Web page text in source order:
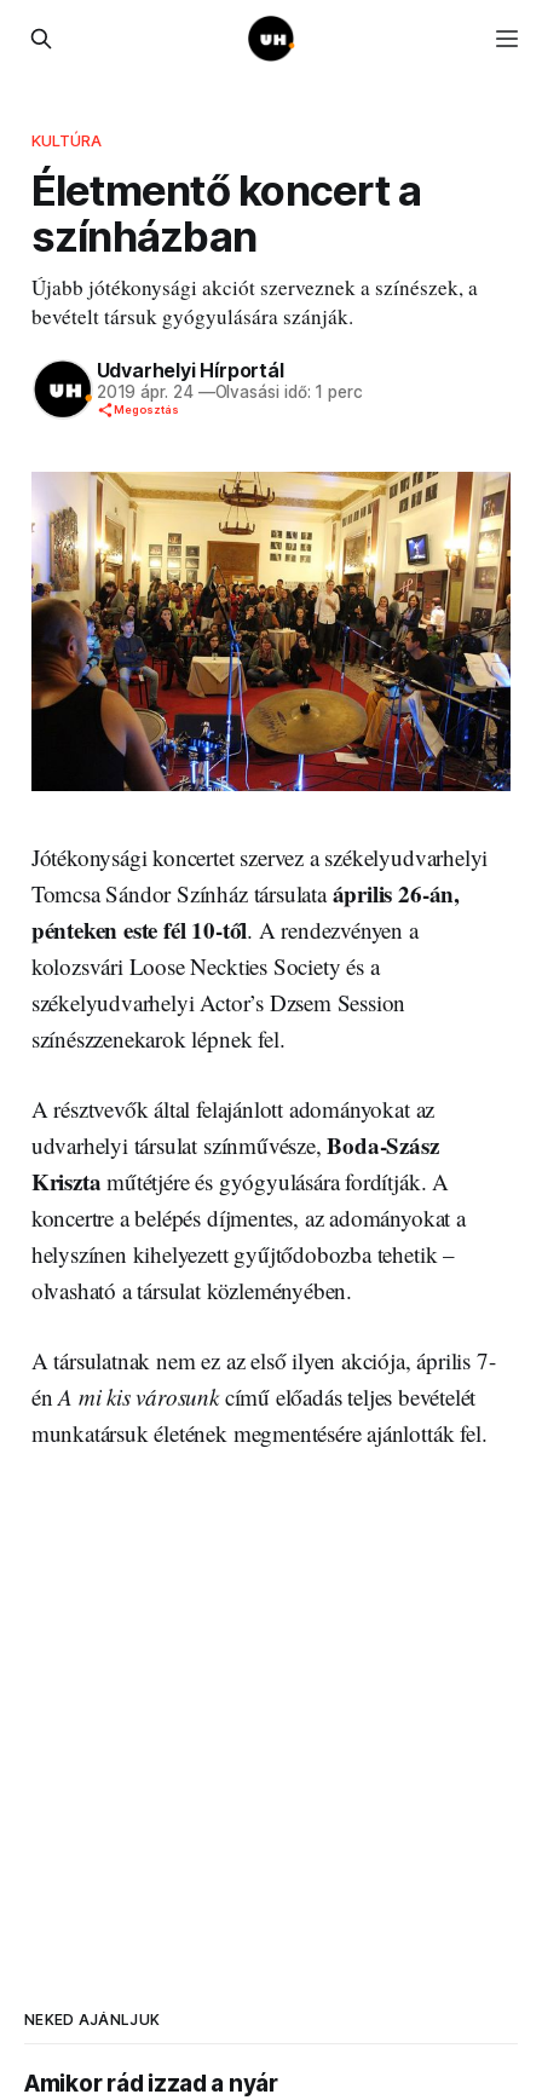
KULTÚRA
Életmentő koncert a
színházban
Újabb jótékonysági akciót szerveznek a színészek, a
bevételt társuk gyógyulására szánják.
Udvarhelyi Hírportál
2019 ápr. 24 —Olvasási idő: 1 perc
Megosztás
Jótékonysági koncertet szervez a székelyudvarhelyi
Tomcsa Sándor Színház társulataáprilis 26-án,
pénteken este fél 10-től. A rendezvényen a
kolozsvári Loose Neckties Society és a
székelyudvarhelyi Actor’s Dzsem Session
színészzenekarok lépnek fel.
A résztvevők által felajánlott adományokat az
udvarhelyi társulat színművésze,Boda-Szász
Kriszta műtétjére és gyógyulására fordítják. A
koncertre a belépés díjmentes, az adományokat a
helyszínen kihelyezett gyűjtődobozba tehetik –
olvasható a társulat közleményében.
A társulatnak nem ez az első ilyen akciója, április 7-
énA mi kis városunkcímű előadás teljes bevételét
munkatársuk életének megmentésére ajánlották fel.
NEKED AJÁNLJUK
Amikor rád izzad a nyár